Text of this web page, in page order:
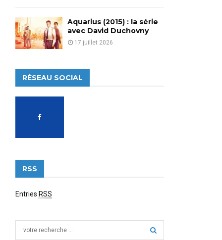
Aquarius (2015) : la série
avec David Duchovny
17 juillet 2026
RÉSEAU SOCIAL
RSS
Entries RSS